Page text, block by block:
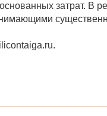
затрат. В